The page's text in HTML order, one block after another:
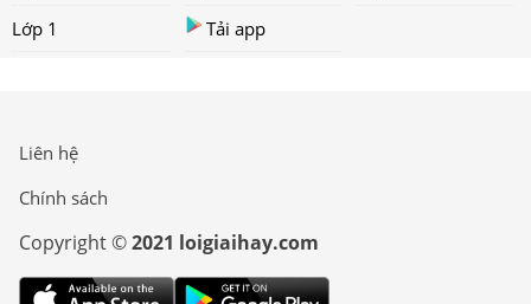
Lớp 1
Tải app
Liên hệ
Chính sách
Copyright ©2021 loigiaihay.com